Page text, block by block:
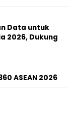
Data untuk
2026, Dukung
ASEAN 2026